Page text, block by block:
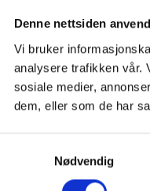
Denne nettsiden
Vi bruker
analysere trafikken vår.
sosiale medier,
dem, eller som de har
Nødvendig
-50%